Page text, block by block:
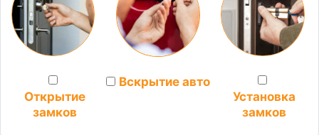
Открытие
замков
Вскрытие авто
Установка
замков